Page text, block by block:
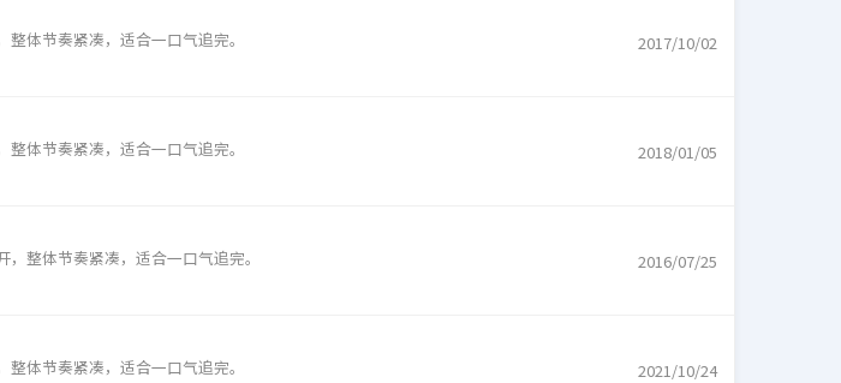
体节奏紧凑，适合一口气追完。 2017/10/02
体节奏紧凑，适合一口气追完。 2018/01/05
整体节奏紧凑，适合一口气追完。 2016/07/25
体节奏紧凑，适合一口气追完。 2021/10/24